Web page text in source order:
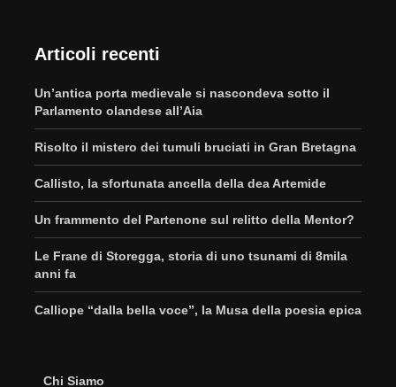
Articoli recenti
Un’antica porta medievale si nascondeva sotto il
Parlamento olandese all’Aia
Risolto il mistero dei tumuli bruciati in Gran Bretagna
Callisto, la sfortunata ancella della dea Artemide
Un frammento del Partenone sul relitto della Mentor?
Le Frane di Storegga, storia di uno tsunami di 8mila
anni fa
Calliope “dalla bella voce”, la Musa della poesia epica
Chi Siamo